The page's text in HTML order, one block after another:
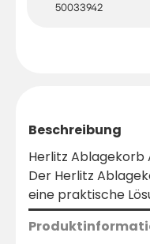
50033942
Beschreibung
Herlitz
Der Herlitz
eine praktische